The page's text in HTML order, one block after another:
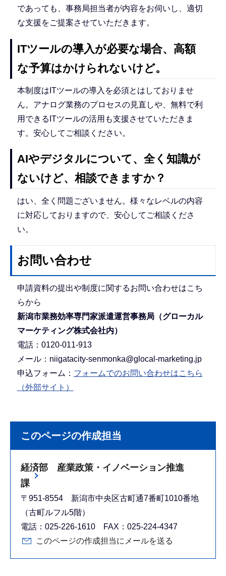
であっても、事務局担当者が内容をお伺いし、適切
な支援をご提案させていただきます。
ITツールの導入が必要な場合、高額
な予算はかけられないけど。
本制度はITツールの導入を必須とはしておりませ
ん。アナログ業務のプロセスの見直しや、無料で利
用できるITツールの活用も支援させていただきま
す。安心してご相談ください。
AIやデジタルについて、全く知識が
ないけど、相談できますか？
はい、全く問題ございません。様々なレベルの内容
に対応しておりますので、安心してご相談くださ
い。
お問い合わせ
申請資料の提出や制度に関するお問い合わせはこち
らから
新潟市業務効率専門家派遣運営事務局（グローカル
マーケティング株式会社内）
電話：0120-011-913
メール：niigatacity-senmonka@glocal-marketing.jp
申込フォーム： フォームでのお問い合わせはこちら
（外部サイト）
このページの作成担当
経済部 産業政策・イノベーション推進
課
〒951-8554 新潟市中央区古町通7番町1010番地
（古町ルフル5階）
電話：025-226-1610 FAX：025-224-4347
このページの作成担当にメールを送る